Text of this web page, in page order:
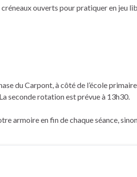
ouverts pour pratiquer en jeu
du Carpont, à côté de l’école
seconde rotation est prévue à 13h30.
armoire en fin de chaque séance,